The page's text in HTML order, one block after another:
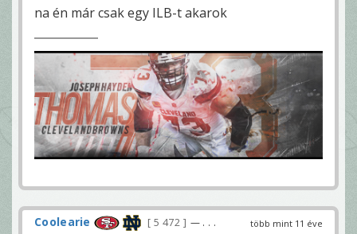
na én már csak egy ILB-t akarok
több mint 11 éve
Coolearie 5 472 — . . .